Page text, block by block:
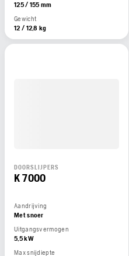
125 / 155 mm
Gewicht
12 / 12,8 kg
DOORSLIJPERS
K 7000
Aandrijving
Met snoer
Uitgangsvermogen
5,5 kW
Max snijdiepte